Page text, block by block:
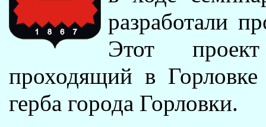
разработали
Этот
проходящий в
герба города Горловки.